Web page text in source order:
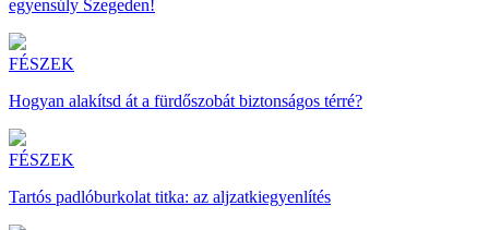
egyensúly Szegeden!
FÉSZEK
Hogyan alakítsd át a fürdőszobát biztonságos térré?
FÉSZEK
Tartós padlóburkolat titka: az aljzatkiegyenlítés